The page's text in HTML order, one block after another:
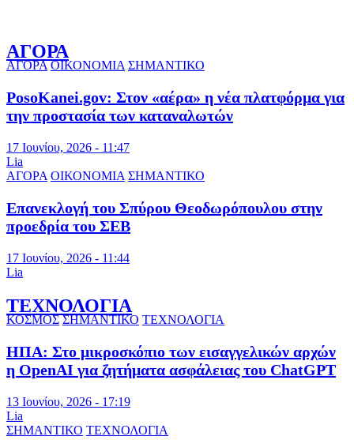
ΑΓΟΡΑ
ΑΓΟΡΑ ΟΙΚΟΝΟΜΙΑ ΣΗΜΑΝΤΙΚΟ
PosoKanei.gov: Στον «αέρα» η νέα πλατφόρμα για
την προστασία των καταναλωτών
17 Ιουνίου, 2026 - 11:47
Lia
ΑΓΟΡΑ ΟΙΚΟΝΟΜΙΑ ΣΗΜΑΝΤΙΚΟ
Επανεκλογή του Σπύρου Θεοδωρόπουλου στην
προεδρία του ΣΕΒ
17 Ιουνίου, 2026 - 11:44
Lia
ΤΕΧΝΟΛΟΓΙΑ
ΚΟΣΜΟΣ ΣΗΜΑΝΤΙΚΟ ΤΕΧΝΟΛΟΓΙΑ
ΗΠΑ: Στο μικροσκόπιο των εισαγγελικών αρχών
η OpenAI για ζητήματα ασφάλειας του ChatGPT
13 Ιουνίου, 2026 - 17:19
Lia
ΣΗΜΑΝΤΙΚΟ ΤΕΧΝΟΛΟΓΙΑ